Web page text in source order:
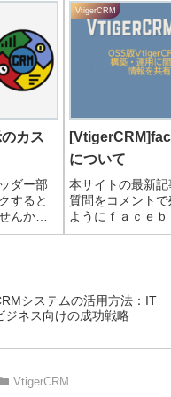
カス
ダー部
すると
んか？
されて
な...
VtigerCRM
について
本サイトの最新
質問をコメント
ようにｆａｃｅｂ
を作成いたしま
システムの活用方法：IT
ジネス向けの成功戦略
VtigerCRM